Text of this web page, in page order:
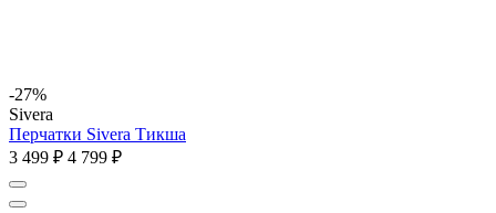
-27%
Sivera
Перчатки Sivera Тикша
3 499 ₽ 4 799 ₽